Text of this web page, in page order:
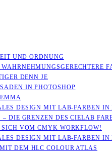
UND ORDNUNG
DENN JE
IN PHOTOSHOP
DESIGN MIT LAB-FARBEN
DIE GRENZEN DES CIELAB
VOM CMYK WORKFLOW!
DESIGN MIT LAB-FARBEN
DEM HLC COLOUR ATLAS